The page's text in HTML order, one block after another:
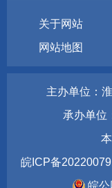
关于网站
网站地图
主办单位：
承办单位
皖ICP备
皖